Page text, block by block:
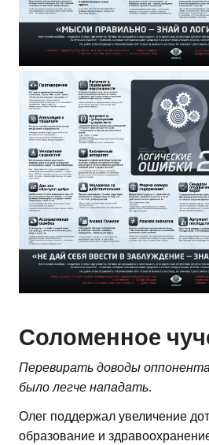
Соломенное
Перевирать доводы
было легче нападать.
Олег поддержал увеличение
образование и